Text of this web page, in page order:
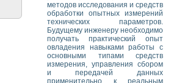
методов исследования и средств
обработки опытных измерений
технических параметров.
Будущему инженеру необходимо
получать практический опыт
овладения навыками работы с
основными типами средств
измерения, управления сбором
и передачей данных